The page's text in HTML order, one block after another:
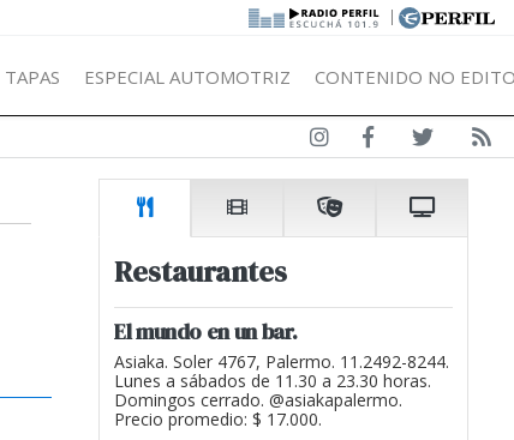
|
TAPAS ESPECIAL AUTOMOTRIZ CONTENIDO NO
Restaurantes
El mundo en un bar.
Asiaka. Soler 4767, Palermo. 11.2492-8244.
Lunes a sábados de 11.30 a 23.30 horas.
Domingos cerrado. @asiakapalermo.
Precio promedio: $ 17.000.